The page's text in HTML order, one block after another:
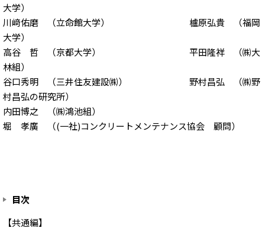
大学）
川﨑佑磨 （立命館大学） 櫨原弘貴 （福岡
大学）
高谷 哲 （京都大学） 平田隆祥 （㈱大
林組）
谷口秀明 （三井住友建設㈱） 野村昌弘 （㈱野
村昌弘の研究所）
内田博之 （㈱鴻池組）
堀 孝廣 （(一社)コンクリートメンテナンス協会 顧問）
目次
【共通編】